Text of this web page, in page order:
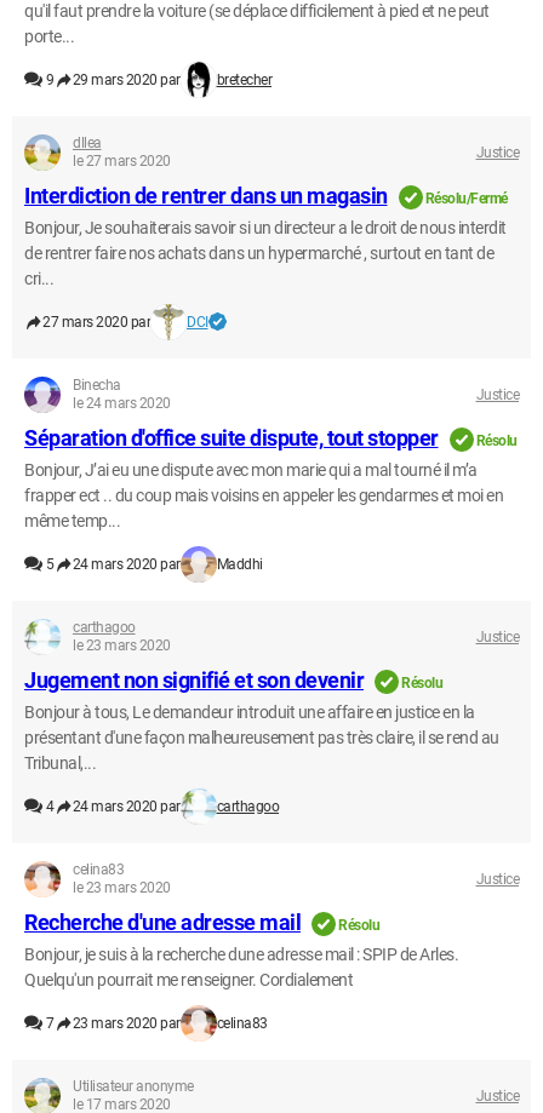
qu'il faut prendre la voiture (se déplace difficilement à pied et ne peut
porte...
9 29 mars 2020 par bretecher
dllea
le 27 mars 2020
Justice
Interdiction de rentrer dans un magasin Résolu/Fermé
Bonjour, Je souhaiterais savoir si un directeur a le droit de nous interdit
de rentrer faire nos achats dans un hypermarché , surtout en tant de
cri...
27 mars 2020 par DCI
Binecha
le 24 mars 2020
Justice
Séparation d'office suite dispute, tout stopper Résolu
Bonjour, J’ai eu une dispute avec mon marie qui a mal tourné il m’a
frapper ect .. du coup mais voisins en appeler les gendarmes et moi en
même temp...
5 24 mars 2020 par Maddhi
carthagoo
le 23 mars 2020
Justice
Jugement non signifié et son devenir Résolu
Bonjour à tous, Le demandeur introduit une affaire en justice en la
présentant d'une façon malheureusement pas très claire, il se rend au
Tribunal,...
4 24 mars 2020 par carthagoo
celina83
le 23 mars 2020
Justice
Recherche d'une adresse mail Résolu
Bonjour, je suis à la recherche dune adresse mail : SPIP de Arles.
Quelqu'un pourrait me renseigner. Cordialement
7 23 mars 2020 par celina83
Utilisateur anonyme
le 17 mars 2020
Justice